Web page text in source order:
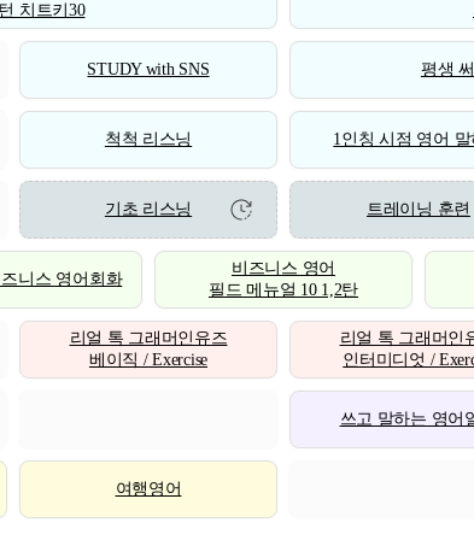
치트키30
STUDY with SNS 평생
척척 리스닝 1인칭 시점 영어 말
기초 리스닝 트레이닝 훈련
니스 영어회화
비즈니스 영어
필드 메뉴얼 10 1,2탄
리얼 톡 그래머인유즈
베이직 / Exercise
리얼 톡 그래머인
인터미디엇 /
쓰고 말하는 영어
여행영어